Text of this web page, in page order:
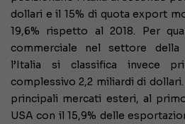
dollari e il 15% di quota export
19,6% rispetto al 2018. Per
commerciale nel settore della
l’Italia si classifica invece
complessivo 2,2 miliardi di
principali mercati esteri, al
USA con il 15,9% delle